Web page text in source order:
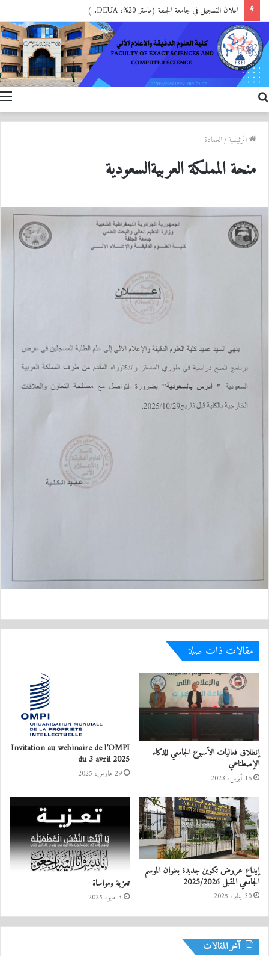
اعلان التسجيل في جامعة الجلفة (ماستر 20%، DEUA,..)
عن
الرئيسية/العمادة
منحة المملكة العربيةالسعودية
مقالات ذات صلة
إنطلاق فعاليات الأسبوع الجامعي للذكاء
الإصطناعي
16 أبريل، 2023
Invitation au webinaire de l’OMPI
du 3 avril 2025
29 مارس، 2025
إيداع عروض تكوين جديدة بعنوان الموسم
الجامعي المقبل 2025/2026
30 يناير، 2025
تعزية ومواساة
3 مايو، 2025
آخر المقالات